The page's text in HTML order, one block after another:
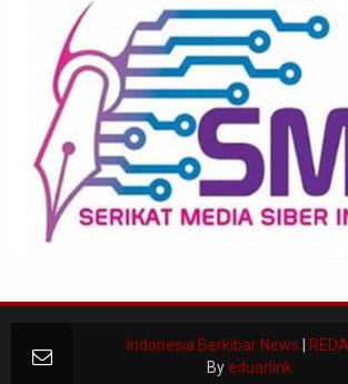
Indonesia Berkibar News |
Byeduarlink